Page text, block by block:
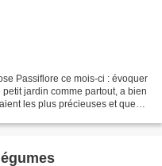
Passiflore ce mois-ci : évoquer
jardin comme partout, a bien
les plus précieuses et que